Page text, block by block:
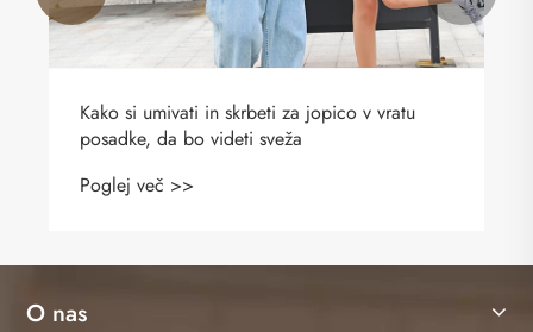
Kako si umivati ​​in skrbeti za jopico v vratu
posadke, da bo videti sveža
Poglej več >>
O nas